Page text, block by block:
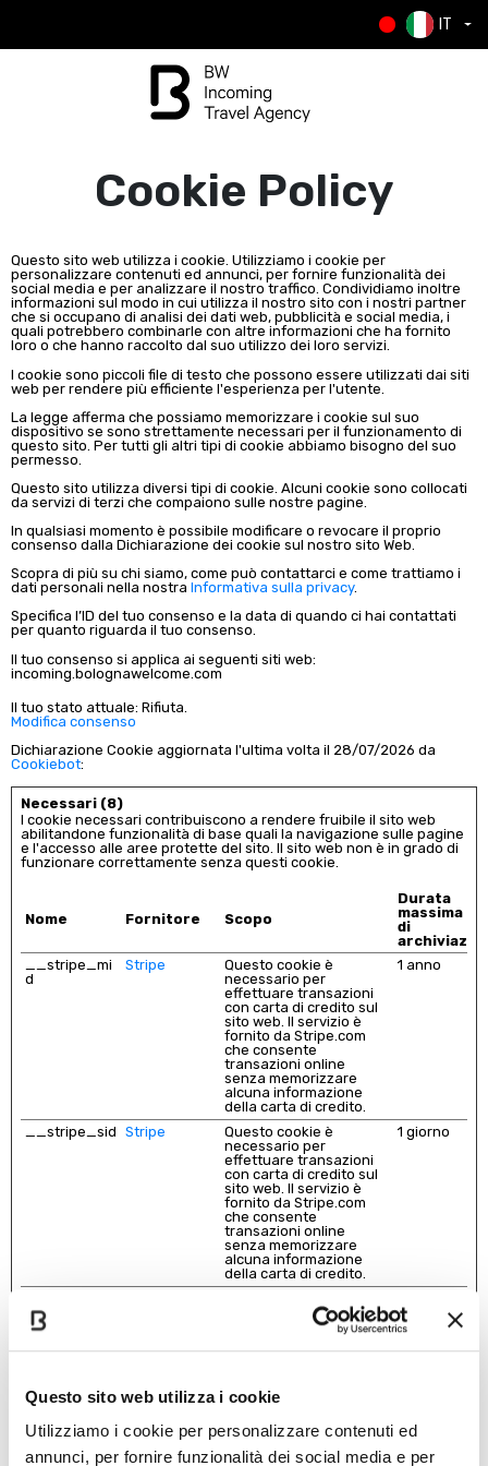
Questo sito web utilizza i cookie
Utilizziamo i cookie per personalizzare contenuti ed
annunci, per fornire funzionalità dei social media e per
IT
Cookie Policy
Questo sito web utilizza i cookie. Utilizziamo i cookie per
personalizzare contenuti ed annunci, per fornire funzionalità dei
social media e per analizzare il nostro traffico. Condividiamo inoltre
informazioni sul modo in cui utilizza il nostro sito con i nostri partner
che si occupano di analisi dei dati web, pubblicità e social media, i
quali potrebbero combinarle con altre informazioni che ha fornito
loro o che hanno raccolto dal suo utilizzo dei loro servizi.
I cookie sono piccoli file di testo che possono essere utilizzati dai siti
web per rendere più efficiente l'esperienza per l'utente.
La legge afferma che possiamo memorizzare i cookie sul suo
dispositivo se sono strettamente necessari per il funzionamento di
questo sito. Per tutti gli altri tipi di cookie abbiamo bisogno del suo
permesso.
Questo sito utilizza diversi tipi di cookie. Alcuni cookie sono collocati
da servizi di terzi che compaiono sulle nostre pagine.
In qualsiasi momento è possibile modificare o revocare il proprio
consenso dalla Dichiarazione dei cookie sul nostro sito Web.
Scopra di più su chi siamo, come può contattarci e come trattiamo i
dati personali nella nostra Informativa sulla privacy.
Specifica l’ID del tuo consenso e la data di quando ci hai contattati
per quanto riguarda il tuo consenso.
Il tuo consenso si applica ai seguenti siti web:
incoming.bolognawelcome.com
Il tuo stato attuale: Rifiuta.
Modifica consenso
Dichiarazione Cookie aggiornata l'ultima volta il 28/07/2026 da
Cookiebot:
Necessari (8)
I cookie necessari contribuiscono a rendere fruibile il sito web
abilitandone funzionalità di base quali la navigazione sulle pagine
e l'accesso alle aree protette del sito. Il sito web non è in grado di
funzionare correttamente senza questi cookie.
Nome Fornitore Scopo
Durata
massima
di
__stripe_mi
d
Stripe
Questo cookie è
necessario per
effettuare transazioni
con carta di credito sul
sito web. Il servizio è
fornito da Stripe.com
che consente
transazioni online
senza memorizzare
alcuna informazione
della carta di credito.
1 anno
__stripe_sid Stripe
Questo cookie è
necessario per
effettuare transazioni
con carta di credito sul
sito web. Il servizio è
fornito da Stripe.com
che consente
transazioni online
senza memorizzare
alcuna informazione
della carta di credito.
1 giorno
necessario per
effettuare transazioni
sito web. Il servizio è
transazioni online
alcuna informazione
della carta di credito.